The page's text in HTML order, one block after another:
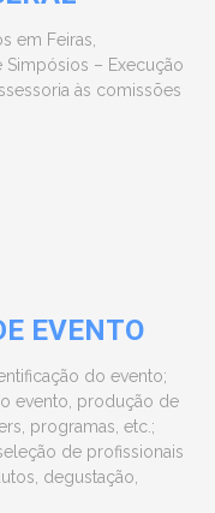
em Feiras,
Simpósios – Execução
às comissões
EVENTO
do evento;
evento, produção de
programas, etc.;
de profissionais
degustação,